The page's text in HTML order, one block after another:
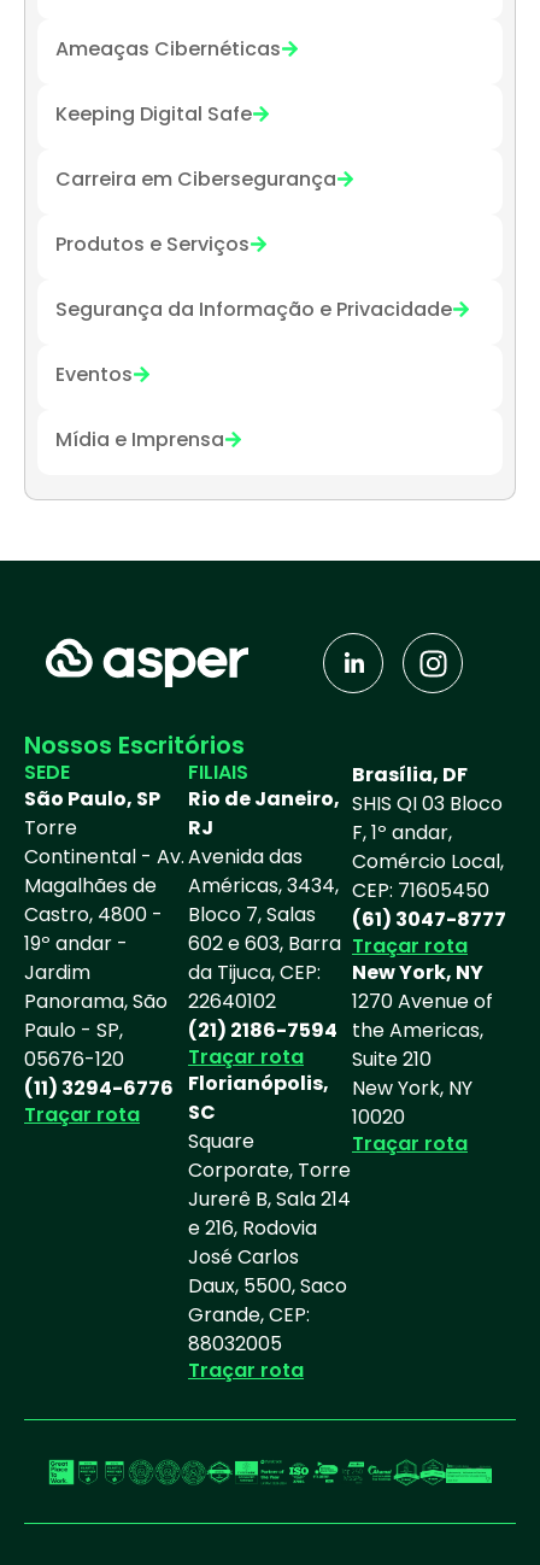
Ameaças Cibernéticas
Keeping Digital Safe
Carreira em Cibersegurança
Produtos e Serviços
Segurança da Informação e Privacidade
Eventos
Mídia e Imprensa
J
k
i
l
i
n
k
e
d
i
n
-
i
n
I
n
s
a
g
r
a
m
Nossos Escritórios
SEDE
São Paulo, SP
Torre
Continental - Av.
Magalhães de
Castro, 4800 -
19º andar -
Jardim
Panorama, São
Paulo - SP,
05676-120
(11) 3294-6776
Traçar rota
FILIAIS
Rio de Janeiro,
RJ
Avenida das
Américas, 3434,
Bloco 7, Salas
602 e 603, Barra
da Tijuca, CEP:
22640102
(21) 2186-7594
Traçar rota
Florianópolis,
SC
Square
Corporate, Torre
Jurerê B, Sala 214
e 216, Rodovia
José Carlos
Daux, 5500, Saco
Grande, CEP:
88032005
Traçar rota
Brasília, DF
SHIS QI 03 Bloco
F, 1º andar,
Comércio Local,
CEP: 71605450
(61) 3047-8777
Traçar rota
New York, NY
1270 Avenue of
the Americas,
Suite 210
New York, NY
10020
Traçar rota